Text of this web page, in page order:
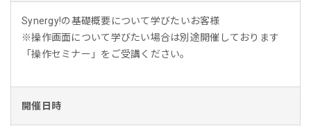
Synergy!の基礎概要について学びたいお客様
※操作画面について学びたい場合は別途開催しております
「操作セミナー」をご受講ください。
開催日時